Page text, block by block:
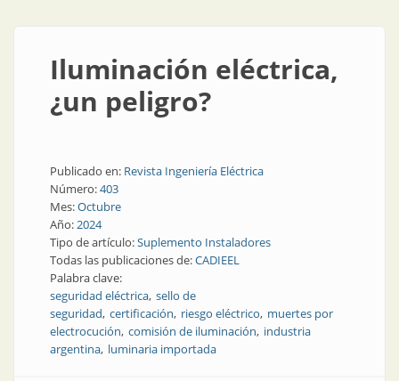
Iluminación eléctrica,
¿un peligro?
Publicado en: Revista Ingeniería Eléctrica
Número:403
Mes:Octubre
Año:2024
Tipo de artículo:Suplemento Instaladores
Todas las publicaciones de:CADIEEL
Palabra clave:
seguridad eléctrica sello de
seguridad certificación riesgo eléctrico muertes por
electrocución comisión de iluminación industria
argentina luminaria importada